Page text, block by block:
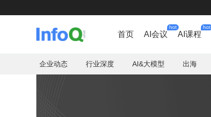
首页 AI会议
hot
AI课程
hot
企业动态 行业深度 AI&大模型 出海